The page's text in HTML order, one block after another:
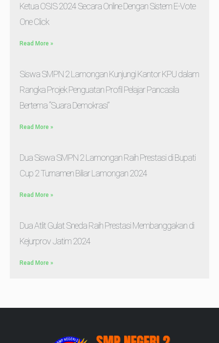
Ketua OSIS 2024 Secara Online Dengan Sistem E-Vote
One Click
Read More »
Siswa SMPN 2 Lamongan Kunjungi Kantor KPU dalam
Rangka Projek Penguatan Profil Pelajar Pancasila
Bertema “Suara Demokrasi”
Read More »
Dua Siswa SMPN 2 Lamongan Raih Prestasi di Bupati
Cup 2 Turnamen Biliar Lamongan 2024
Read More »
Dua Atlit Gulat Sneda Raih Prestasi Membanggakan di
Kejurprov Jatim 2024
Read More »